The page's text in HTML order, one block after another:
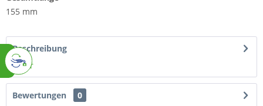
155 mm
Beschreibung
mehr
Bewertungen
0